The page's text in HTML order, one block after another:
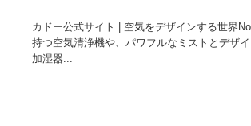
カドー公式サイト | 空気をデザインする世界
持つ空気清浄機や、パワフルなミストとデザ
加湿器...